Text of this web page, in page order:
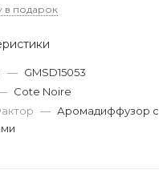
в подарок
— GMSD15053
Cote Noire
— Аромадиффузор с